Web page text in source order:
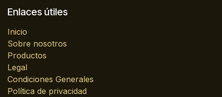
Enlaces útiles
Inicio
Sobre nosotros
Productos
Legal
Condiciones Generales
Política de privacidad